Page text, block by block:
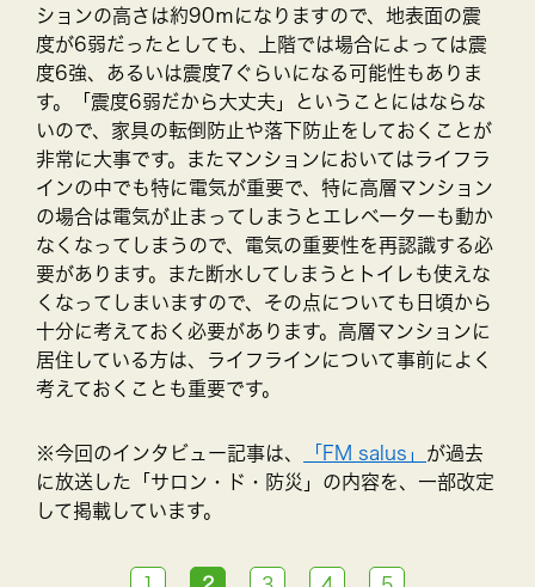
ションの高さは約90ｍになりますので、地表面の震
度が6弱だったとしても、上階では場合によっては震
度6強、あるいは震度7ぐらいになる可能性もありま
す。「震度6弱だから大丈夫」ということにはならな
いので、家具の転倒防止や落下防止をしておくことが
非常に大事です。またマンションにおいてはライフラ
インの中でも特に電気が重要で、特に高層マンション
の場合は電気が止まってしまうとエレベーターも動か
なくなってしまうので、電気の重要性を再認識する必
要があります。また断水してしまうとトイレも使えな
くなってしまいますので、その点についても日頃から
十分に考えておく必要があります。高層マンションに
居住している方は、ライフラインについて事前によく
考えておくことも重要です。
※今回のインタビュー記事は、 「FM salus」 が過去
に放送した「サロン・ド・防災」の内容を、一部改定
して掲載しています。